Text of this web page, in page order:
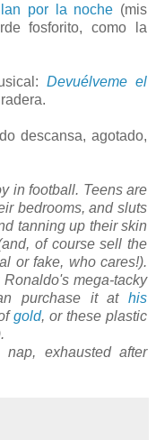
por la noche (mis
fosforito, como la
Devuélveme el
descansa, agotado,
in football. Teens are
bedrooms, and sluts
tanning up their skin
of course sell the
or fake, who cares!).
mega-tacky
purchase it at his
gold, or these plastic
exhausted after